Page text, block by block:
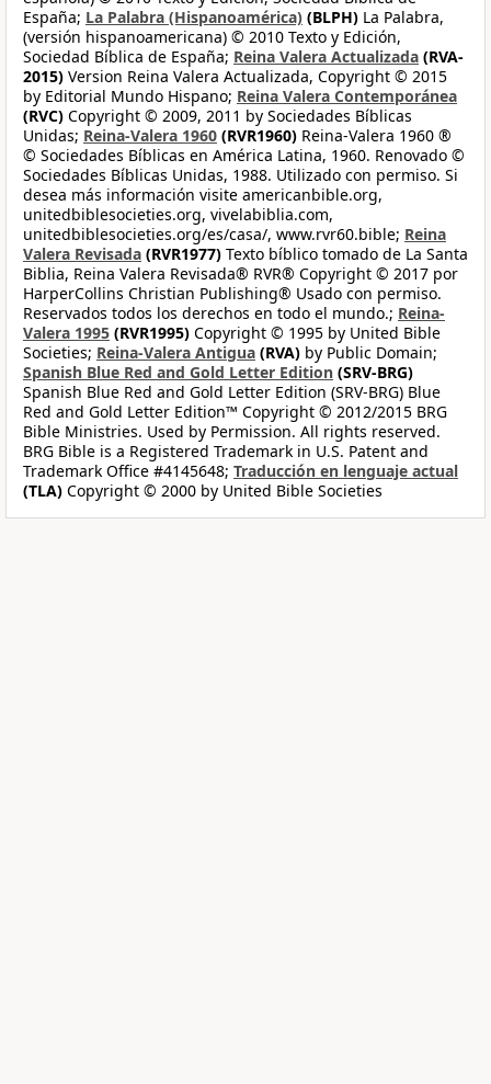
España; La Palabra (Hispanoamérica) (BLPH) La Palabra,
(versión hispanoamericana) © 2010 Texto y Edición,
Sociedad Bíblica de España; Reina Valera Actualizada (RVA-
2015) Version Reina Valera Actualizada, Copyright © 2015
by Editorial Mundo Hispano; Reina Valera Contemporánea
(RVC) Copyright © 2009, 2011 by Sociedades Bíblicas
Unidas; Reina-Valera 1960 (RVR1960) Reina-Valera 1960 ®
© Sociedades Bíblicas en América Latina, 1960. Renovado ©
Sociedades Bíblicas Unidas, 1988. Utilizado con permiso. Si
desea más información visite americanbible.org,
unitedbiblesocieties.org, vivelabiblia.com,
unitedbiblesocieties.org/es/casa/, www.rvr60.bible; Reina
Valera Revisada (RVR1977) Texto bíblico tomado de La Santa
Biblia, Reina Valera Revisada® RVR® Copyright © 2017 por
HarperCollins Christian Publishing® Usado con permiso.
Reservados todos los derechos en todo el mundo.; Reina-
Valera 1995 (RVR1995) Copyright © 1995 by United Bible
Societies; Reina-Valera Antigua (RVA) by Public Domain;
Spanish Blue Red and Gold Letter Edition (SRV-BRG)
Spanish Blue Red and Gold Letter Edition (SRV-BRG) Blue
Red and Gold Letter Edition™ Copyright © 2012/2015 BRG
Bible Ministries. Used by Permission. All rights reserved.
BRG Bible is a Registered Trademark in U.S. Patent and
Trademark Office #4145648; Traducción en lenguaje actual
(TLA) Copyright © 2000 by United Bible Societies